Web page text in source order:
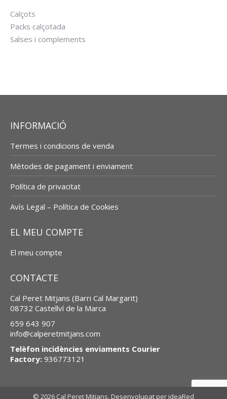
Calçots
Packs calçotada
Salses i complements
INFORMACIÓ
Termes i condicions de venda
Mètodes de pagament i enviament
Política de privacitat
Avís Legal – Política de Cookies
EL MEU COMPTE
El meu compte
CONTACTE
Cal Peret Mitjans (Barri Cal Margarit)
08732 Castellví de la Marca
659 643 907
info@calperetmitjans.com
Telèfon incidències enviaments Courier
Factory: 936773121
© 2026 Cal Peret Mitjans. Desenvolupat per ideaRed